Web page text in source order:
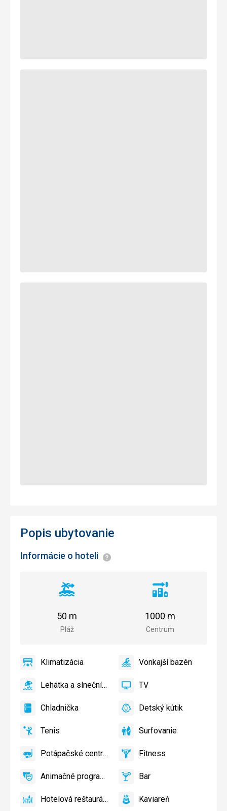
Popis ubytovanie
Informácie o hoteli Informácie
Vzdialenosť
pláže
Pláž
50 m
Vzdialenosť
centra
Centrum
1000 m
Klimatizácia
Klimatizácia
áno
VonkajšíVonkajší bazén
áno
Lehátka
slnečníky
bazéne
Lehátka a slnečníky pri bazéne zadarmo
áno TV TV
áno
Chladnička
Chladnička
áno
Detský
Detské
Detský
Detský kútik
áno
Tenis,Tenis
áno Surfovanie
Surfovanie
áno
Potápačské
Potápačské centrum
áno FitnessFitness
áno
Animačné
Animačné programy
áno Bar Bar
áno
Hotelová
Hotelová reštaurácia
áno KaviareňKaviareň
áno